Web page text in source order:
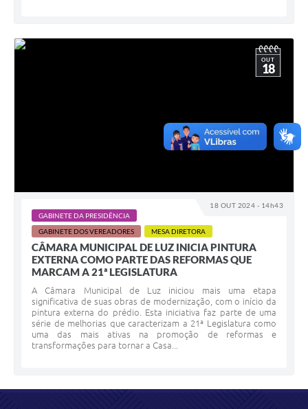
18 OUT 2024 - 14h43
OUT
18
GABINETE DA PRESIDÊNCIA
GABINETE DOS VEREADORES
MESA DIRETORA
CÂMARA MUNICIPAL DE LUZ INICIA PINTURA
EXTERNA COMO PARTE DAS REFORMAS QUE
MARCAM A 21ª LEGISLATURA
A Câmara Municipal de Luz iniciou mais uma etapa
significativa de suas obras de modernização, com o início da
pintura externa do prédio. Esta iniciativa faz parte de uma
série de melhorias que caracterizam a 21ª Legislatura como
uma das mais ativas na promoção de reformas e
transformações para tornar a Casa...